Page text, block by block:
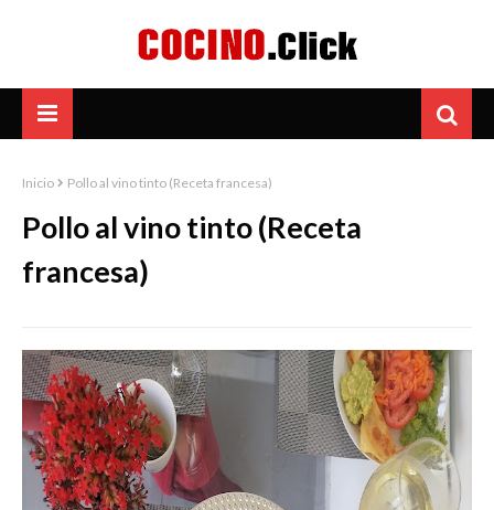
Inicio Pollo al vino tinto (Receta francesa)
Pollo al vino tinto (Receta
francesa)